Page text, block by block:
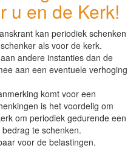
u en de Kerk!
kan periodiek schenken
als voor de kerk.
andere instanties dan de
aan een eventuele verhoging
komt voor een
is het voordelig om
om periodiek gedurende een
te schenken.
voor de belastingen.